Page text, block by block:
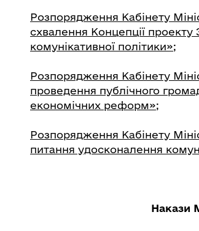
Розпорядження Кабінету
схвалення Концепції
комунікативної політики»;
Розпорядження Кабінету
проведення публічного
економічних реформ»;
Розпорядження Кабінету
питання удосконалення
Накази